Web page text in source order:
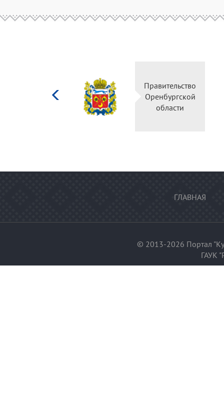
Правительство
Оренбургской
области
ГЛАВНАЯ
© 2013-2026 Портал
ГАУК